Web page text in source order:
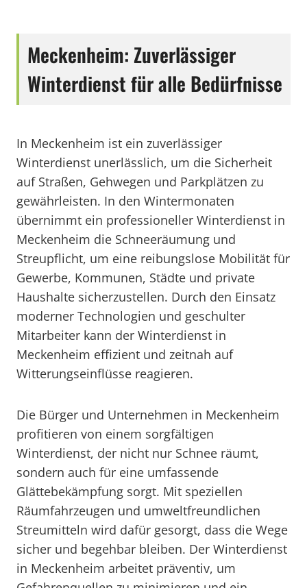
Meckenheim: Zuverlässiger
Winterdienst für alle Bedürfnisse
In Meckenheim ist ein zuverlässiger
Winterdienst unerlässlich, um die Sicherheit
auf Straßen, Gehwegen und Parkplätzen zu
gewährleisten. In den Wintermonaten
übernimmt ein professioneller Winterdienst in
Meckenheim die Schneeräumung und
Streupflicht, um eine reibungslose Mobilität für
Gewerbe, Kommunen, Städte und private
Haushalte sicherzustellen. Durch den Einsatz
moderner Technologien und geschulter
Mitarbeiter kann der Winterdienst in
Meckenheim effizient und zeitnah auf
Witterungseinflüsse reagieren.
Die Bürger und Unternehmen in Meckenheim
profitieren von einem sorgfältigen
Winterdienst, der nicht nur Schnee räumt,
sondern auch für eine umfassende
Glättebekämpfung sorgt. Mit speziellen
Räumfahrzeugen und umweltfreundlichen
Streumitteln wird dafür gesorgt, dass die Wege
sicher und begehbar bleiben. Der Winterdienst
in Meckenheim arbeitet präventiv, um